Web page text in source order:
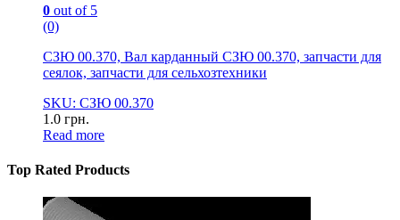
0 out of 5
(0)
СЗЮ 00.370, Вал карданный СЗЮ 00.370, запчасти для
сеялок, запчасти для сельхозтехники
SKU: СЗЮ 00.370
1.0 грн.
Read more
Top Rated Products